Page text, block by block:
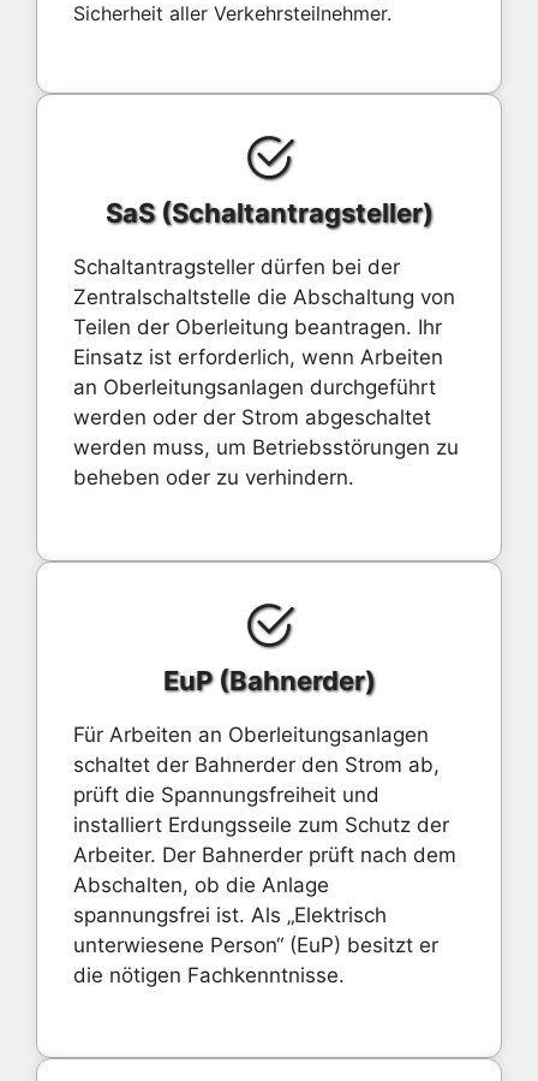
Sicherheit aller Verkehrsteilnehmer.
SaS (Schaltantragsteller)
Schaltantragsteller dürfen bei der
Zentralschaltstelle die Abschaltung von
Teilen der Oberleitung beantragen. Ihr
Einsatz ist erforderlich, wenn Arbeiten
an Oberleitungsanlagen durchgeführt
werden oder der Strom abgeschaltet
werden muss, um Betriebsstörungen zu
beheben oder zu verhindern.
EuP (Bahnerder)
Für Arbeiten an Oberleitungsanlagen
schaltet der Bahnerder den Strom ab,
prüft die Spannungsfreiheit und
installiert Erdungsseile zum Schutz der
Arbeiter. Der Bahnerder prüft nach dem
Abschalten, ob die Anlage
spannungsfrei ist. Als „Elektrisch
unterwiesene Person“ (EuP) besitzt er
die nötigen Fachkenntnisse.